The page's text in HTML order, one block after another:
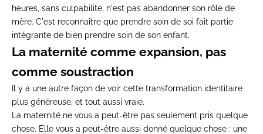
heures, sans culpabilité, n'est pas abandonner son rôle de
mère. C'est reconnaître que prendre soin de soi fait partie
intégrante de bien prendre soin de son enfant.
La maternité comme expansion, pas
comme soustraction
Il y a une autre façon de voir cette transformation identitaire
plus généreuse, et tout aussi vraie.
La maternité ne vous a peut-être pas seulement pris quelque
chose. Elle vous a peut-être aussi donné quelque chose : une